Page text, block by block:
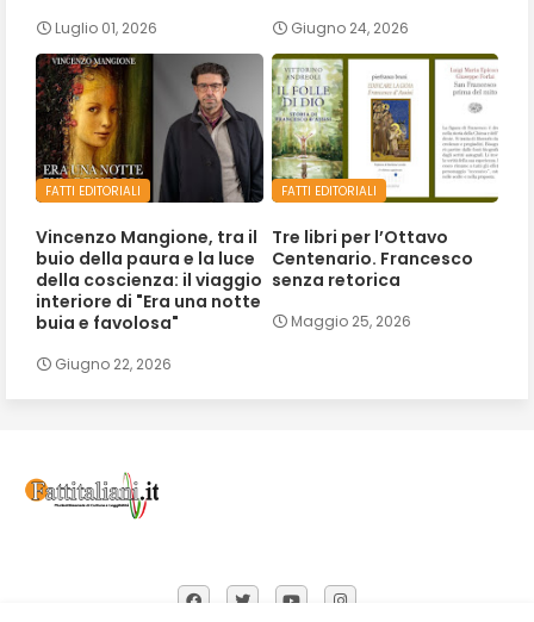
Luglio 01, 2026 Giugno 24, 2026
FATTI EDITORIALI
Vincenzo Mangione, tra il
buio della paura e la luce
della coscienza: il viaggio
interiore di "Era una notte
buia e favolosa"
Giugno 22, 2026
FATTI EDITORIALI
Tre libri per l’Ottavo
Centenario. Francesco
senza retorica
Maggio 25, 2026